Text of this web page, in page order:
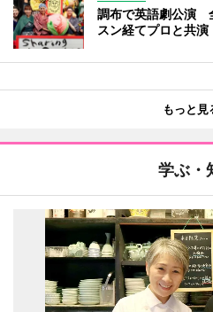
調布で英語劇公演
スン経てプロと共演
もっと見
学ぶ・